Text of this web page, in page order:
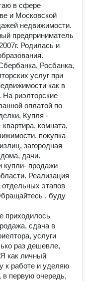
в сфере
и Московской
недвижимости.
предприниматель
Родилась и
Росбанка,
услуг при
как в
На риэлторские
оплатой по
Купля -
комната,
покупка
загородная
дачи.
купли- продажи
Реализация
этапов
, буду
приходилось
сдача в
услуги
раз дешевле,
как личный
к работе и уделяю
в первую очередь,